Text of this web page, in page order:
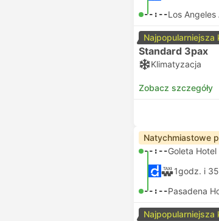
--:--Los
Najpopularniejsza
Standard 3pax
Klimatyzacja
Zobacz szczegóły
Natychmiastowe
--:--Goleta
1godz. i
--:--Pasadena
Najpopularniejsza